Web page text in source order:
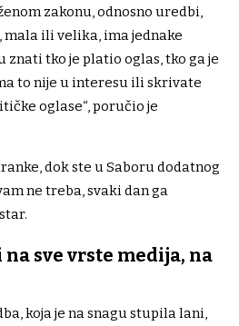
zakonu, odnosno uredbi,
ili velika, ima jednake
znati tko je platio oglas, tko ga je
to nije u interesu ili skrivate
oglase“, poručio je
dok ste u Saboru dodatnog
ne treba, svaki dan ga
sve vrste medija, na
koja je na snagu stupila lani,